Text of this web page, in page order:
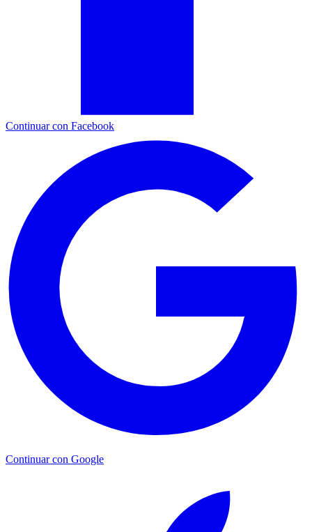
Continuar con Facebook
Continuar con Google